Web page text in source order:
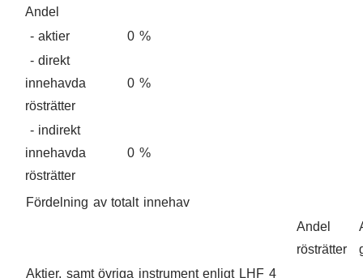
Andel
- aktier
0 %
- direkt
innehavda
rösträtter
0 %
- indirekt
innehavda
rösträtter
0 %
Fördelning av totalt innehav
Andel
rösträtter
Aktier, samt övriga instrument enligt LHF 4